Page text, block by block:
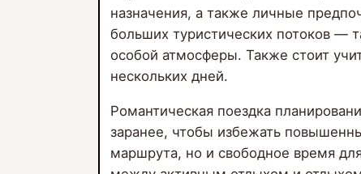
назначения, а также личные
больших туристических потоков —
особой атмосферы. Также стоит
нескольких дней.
Романтическая поездка
заранее, чтобы избежать
маршрута, но и свободное время